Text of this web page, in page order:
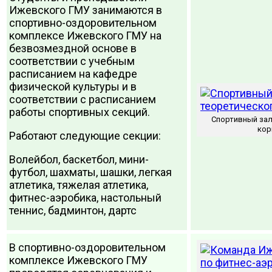
Ижевского ГМУ занимаются в
спортивно-оздоровительном
комплексе Ижевского ГМУ на
безвозмездной основе в
соответствии с учебным
расписанием на кафедре
физической культуры и в
соответствии с расписанием
работы спортивных секций.
Работают следующие секции:
Волейбол, баскетбол, мини-
футбол, шахматы, шашки, легкая
атлетика, тяжелая атлетика,
фитнес-аэробика, настольный
теннис, бадминтон, дартс
Спортивный
В спортивно-оздоровительном
комплексе Ижевского ГМУ